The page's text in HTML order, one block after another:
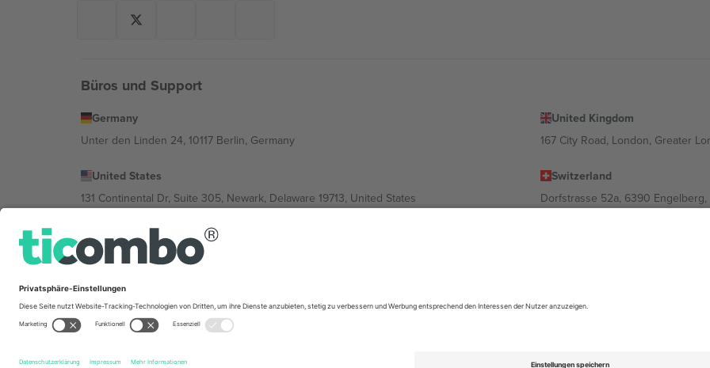
Büros und Support
Germany
Unter den Linden 24, 10117 Berlin, Germany
United Kingdom
167 City Road, London, Greater
United States
131 Continental Dr, Suite 305, Newark, Delaware 19713, United States
Switzerland
Dorfstrasse 52a, 6390 Engelberg,
Bulgaria
Regus Sofia City West, bul Totleben 53-55, 1606 Sofia, Bulgaria
Mexico
Av Chapultepec 360, Roma Norte, Cuauhtémoc, 06700 Ciudad de México, CDMX, Mexico
im Impressum und in den Allgemeinen Geschäftsbedingungen.,
© 2026 Ticombo. Alle Rechte vorbehalten.